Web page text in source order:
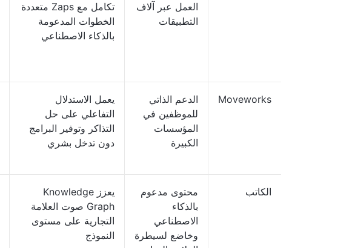
العمل عبر آلاف
التطبيقات
تكامل مع Zaps متعددة
الخطوات المدعومة
بالذكاء الاصطناعي
Moveworks
الدعم الذاتي
للموظفين في
المؤسسات
الكبيرة
يعمل الاستدلال
التفاعلي على حل
التذاكر وتوفير البرامج
دون تدخل بشري
الكاتب
محتوى مدعوم
بالذكاء
الاصطناعي
وخاضع لسيطرة
يعزز Knowledge
Graph صوت العلامة
التجارية على مستوى
النموذج